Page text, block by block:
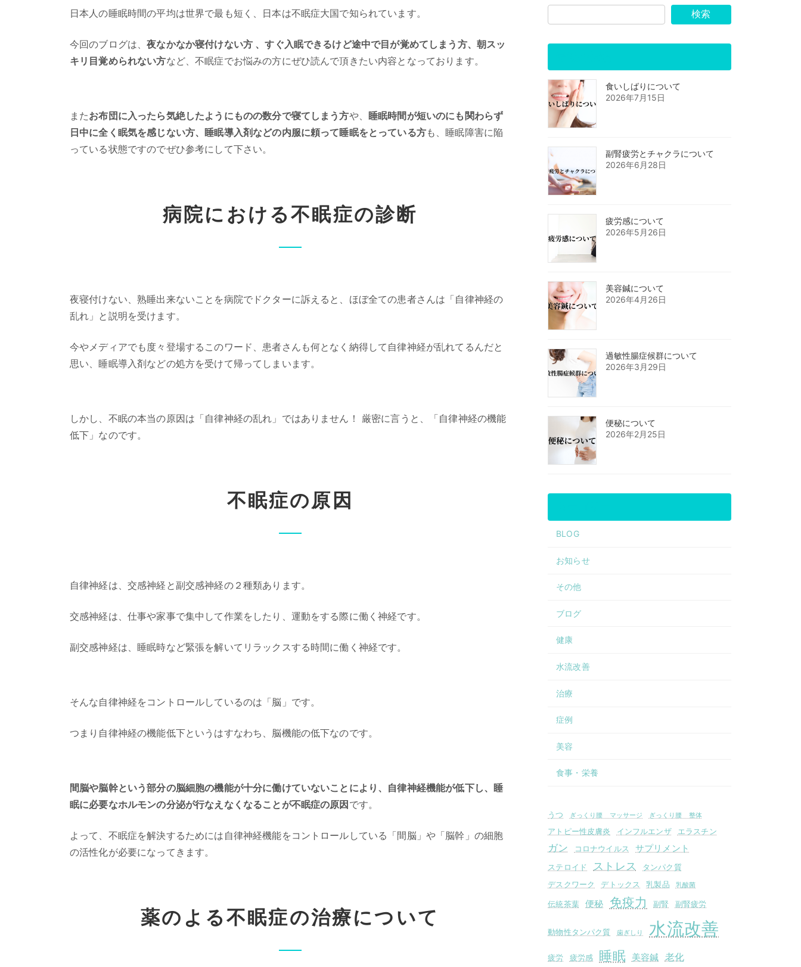
日本人の睡眠時間の平均は世界で最も短く、日本は不眠症大国で知られています。
今回のブログは、夜なかなか寝付けない方 、すぐ入眠できるけど途中で目が覚めてしまう方、朝スッ
キリ目覚められない方など、不眠症でお悩みの方にぜひ読んで頂きたい内容となっております。
またお布団に入ったら気絶したようにものの数分で寝てしまう方や、 睡眠時間が短いのにも関わらず
日中に全く眠気を感じない方、睡眠導入剤などの内服に頼って睡眠をとっている方も、睡眠障害に陥
っている状態ですのでぜひ参考にして下さい。
病院における不眠症の診断
夜寝付けない、熟睡出来ないことを病院でドクターに訴えると、ほぼ全ての患者さんは「自律神経の
乱れ」と説明を受けます。
今やメディアでも度々登場するこのワード、患者さんも何となく納得して自律神経が乱れてるんだと
思い、睡眠導入剤などの処方を受けて帰ってしまいます。
しかし、不眠の本当の原因は「自律神経の乱れ」ではありません！ 厳密に言うと、「自律神経の機能
低下」なのです。
不眠症の原因
自律神経は、交感神経と副交感神経の２種類あります。
交感神経は、仕事や家事で集中して作業をしたり、運動をする際に働く神経です。
副交感神経は、睡眠時など緊張を解いてリラックスする時間に働く神経です。
そんな自律神経をコントロールしているのは「脳」です。
つまり自律神経の機能低下というはすなわち、脳機能の低下なのです。
間脳や脳幹という部分の脳細胞の機能が十分に働けていないことにより、自律神経機能が低下し、睡
眠に必要なホルモンの分泌が行なえなくなることが不眠症の原因です。
よって、不眠症を解決するためには自律神経機能をコントロールしている「間脳」や「脳幹」の細胞
の活性化が必要になってきます。
薬のよる不眠症の治療について
検索
食いしばりについて
2026年7月15日
副腎疲労とチャクラについて
2026年6月28日
疲労感について
2026年5月26日
美容鍼について
2026年4月26日
過敏性腸症候群について
2026年3月29日
便秘について
2026年2月25日
BLOG
お知らせ
その他
ブログ
健康
水流改善
治療
症例
美容
食事・栄養
うつ ぎっくり腰 マッサージ ぎっくり腰 整体
アトピー性皮膚炎 インフルエンザ エラスチン
ガン コロナウイルス サプリメント
ステロイド ストレス
タンパク質
デスクワーク
デトックス 乳製品 乳酸菌
伝統茶葉 便秘 免疫力 副腎 副腎疲労
動物性タンパク質 歯ぎしり 水流改善
疲労 疲労感 睡眠 美容鍼 老化